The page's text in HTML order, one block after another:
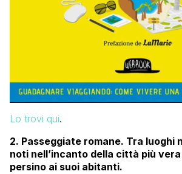
Lo trovi qui.
2. Passeggiate romane. Tra luoghi
noti nell’incanto della città più
persino ai suoi abitanti.